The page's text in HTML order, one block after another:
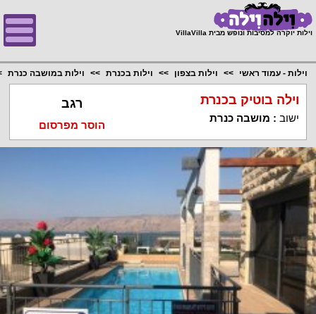
וילות יוקרה למסיבות ונופש מבית VillaVilla
וילות - עמוד ראשי וילות בצפון וילות בכנרת וילות במושבה כנרת
וילה בוטיק בכנרת
ישוב : מושבה כנרת
רגב
הוסר מפרסום